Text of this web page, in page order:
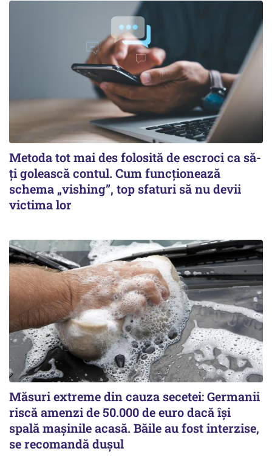
Metoda tot mai des folosită de escroci ca să-
ți golească contul. Cum funcționează
schema „vishing”, top sfaturi să nu devii
victima lor
Măsuri extreme din cauza secetei: Germanii
riscă amenzi de 50.000 de euro dacă își
spală mașinile acasă. Băile au fost interzise,
se recomandă dușul